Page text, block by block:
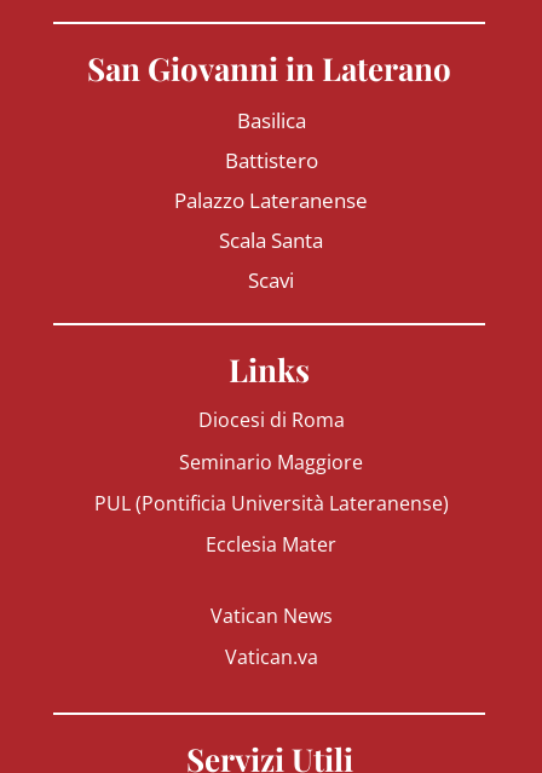
San Giovanni in Laterano
Basilica
Battistero
Palazzo Lateranense
Scala Santa
Scavi
Links
Diocesi di Roma
Seminario Maggiore
PUL (Pontificia Università Lateranense)
Ecclesia Mater
Vatican News
Vatican.va
Servizi Utili